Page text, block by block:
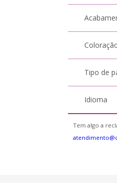
Tipo de
Idioma
Tem algo a